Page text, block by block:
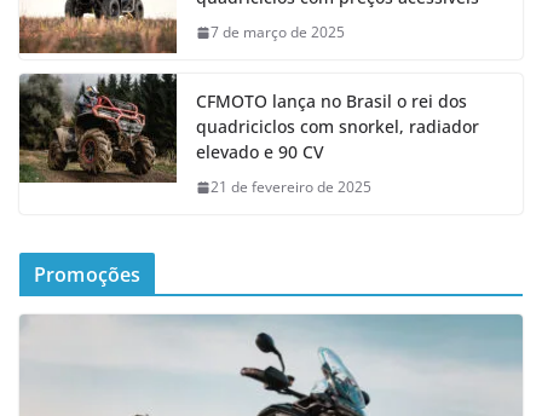
7 de março de 2025
CFMOTO lança no Brasil o rei dos
quadriciclos com snorkel, radiador
elevado e 90 CV
21 de fevereiro de 2025
Promoções